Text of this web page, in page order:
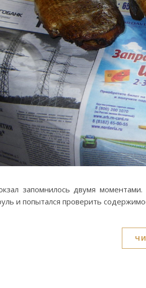
запомнилось двумя
и попытался проверить